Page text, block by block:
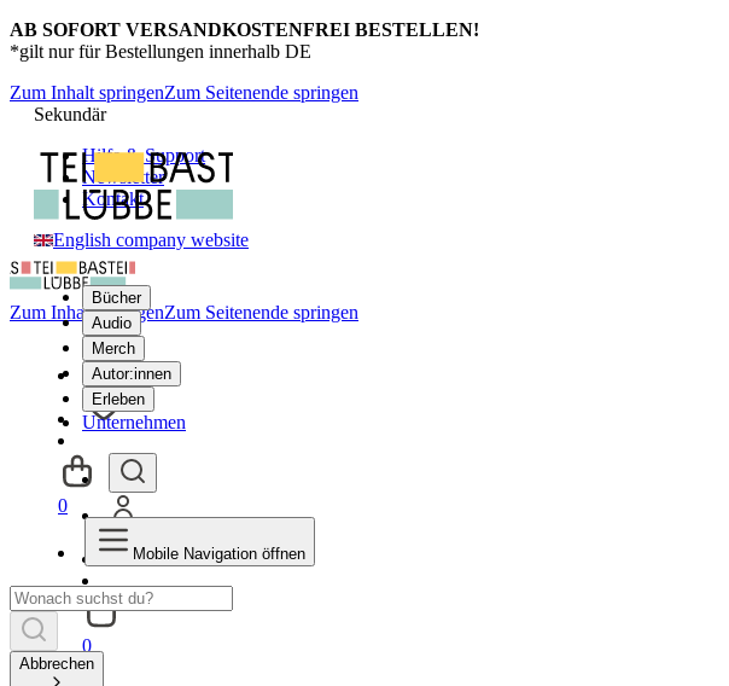
AB SOFORT VERSANDKOSTENFREI BESTELLEN!
*gilt nur für Bestellungen innerhalb DE
Zum Inhalt springenZum Seitenende springen
Sekundär
Hilfe & Support
Newsletter
Kontakt
English company website
Bücher
Audio
Merch
Autor:innen
Erleben
Unternehmen
0
Zum Inhalt springenZum Seitenende springen
0
Mobile Navigation öffnen
Abbrechen